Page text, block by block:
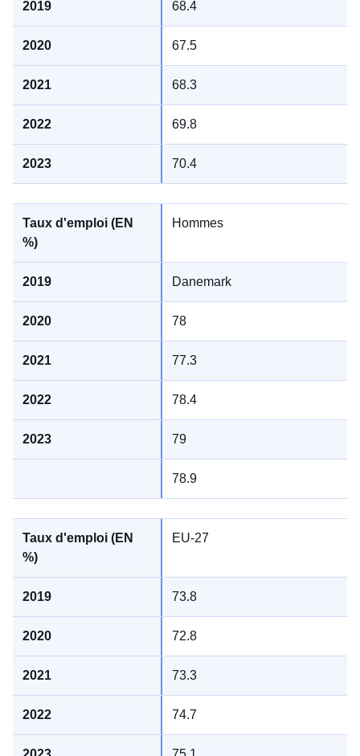
68.4
67.5
68.3
69.8
70.4
Hommes
Danemark
78
77.3
78.4
79
78.9
EU-27
73.8
72.8
73.3
74.7